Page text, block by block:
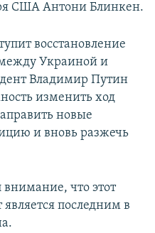
США Антони Блинкен.
восстановление
Украиной и
Владимир Путин
изменить ход
новые
и вновь разжечь
что этот
последним в